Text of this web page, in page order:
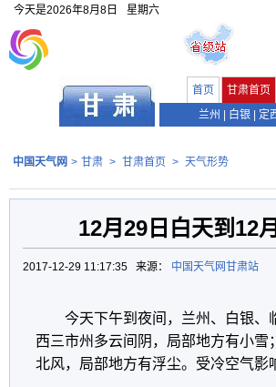
今天是2026年8月8日 星期六
首页 甘肃首页
兰州
白银 定
中国天气网 > 甘肃 > 甘肃首页 > 天气形势
12月29日白天到12
2017-12-29 11:17:35 来源： 中国天气网甘肃站
今天下午到夜间，兰州、白银、
西三市州多云间阴，局部地方有小
北风，局部地方有浮尘。受冷空气